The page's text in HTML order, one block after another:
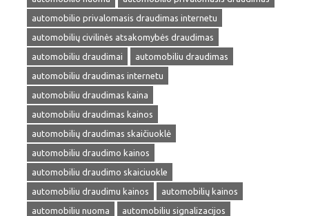
automobilio privalomasis draudimas internetu
automobilių civilinės atsakomybės draudimas
automobiliu draudimai
automobiliu draudimas
automobiliu draudimas internetu
automobiliu draudimas kaina
automobiliu draudimas kainos
automobilių draudimas skaičiuoklė
automobiliu draudimo kainos
automobiliu draudimo skaiciuokle
automobiliu draudimu kainos
automobilių kainos
automobiliu nuoma
automobiliu signalizacijos